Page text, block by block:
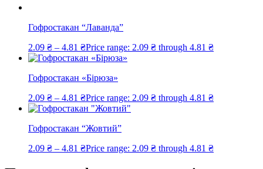
Гофростакан “Лаванда”
2.09 ₴ – 4.81 ₴Price range: 2.09 ₴ through 4.81 ₴
Гофростакан «Бірюза»
2.09 ₴ – 4.81 ₴Price range: 2.09 ₴ through 4.81 ₴
Гофростакан “Жовтий”
2.09 ₴ – 4.81 ₴Price range: 2.09 ₴ through 4.81 ₴